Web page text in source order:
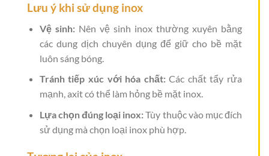
Lưu ý khi sử dụng inox
Vệ sinh:Nên vệ sinh inox thường xuyên bằng
các dung dịch chuyên dụng để giữ cho bề mặt
luôn sáng bóng.
Tránh tiếp xúc với hóa chất:Các chất tẩy rửa
mạnh, axit có thể làm hỏng bề mặt inox.
Lựa chọn đúng loại inox:Tùy thuộc vào mục đích
sử dụng mà chọn loại inox phù hợp.